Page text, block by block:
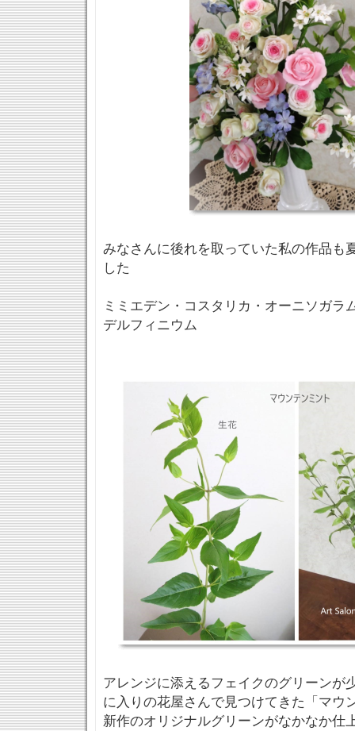
みなさんに後れを取っていた私の作品も
した
ミミエデン・コスタリカ・オーニソガラ
デルフィニウム
アレンジに添えるフェイクのグリーン
に入りの花屋さんで見つけてきた「マウ
新作のオリジナルグリーンがなかなか仕